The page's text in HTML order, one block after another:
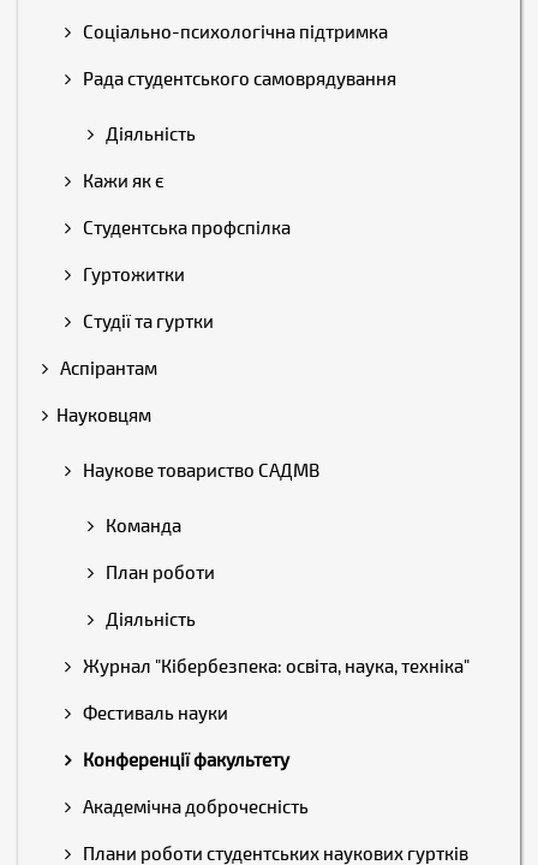
Соціально-психологічна підтримка
Рада студентського самоврядування
Діяльність
Кажи як є
Студентська профспілка
Гуртожитки
Студії та гуртки
Аспірантам
Науковцям
Наукове товариство САДМВ
Команда
План роботи
Діяльність
Журнал "Кібербезпека: освіта, наука, техніка"
Фестиваль науки
Конференції факультету
Академічна доброчесність
Плани роботи студентських наукових гуртків